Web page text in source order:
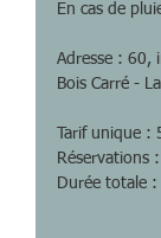
En cas de
Adresse : 60,
Bois Carré -
Tarif unique :
Réservations
Durée totale :